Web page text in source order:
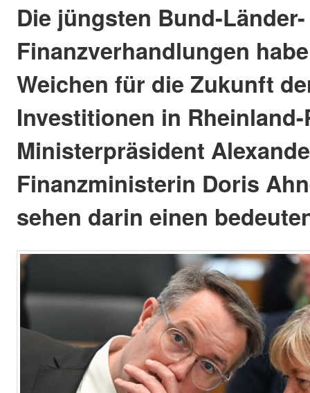
Die jüngsten Bund-Länder-
Finanzverhandlungen
Weichen für die Zukunft
Investitionen in
Ministerpräsident
Finanzministerin Doris
sehen darin einen